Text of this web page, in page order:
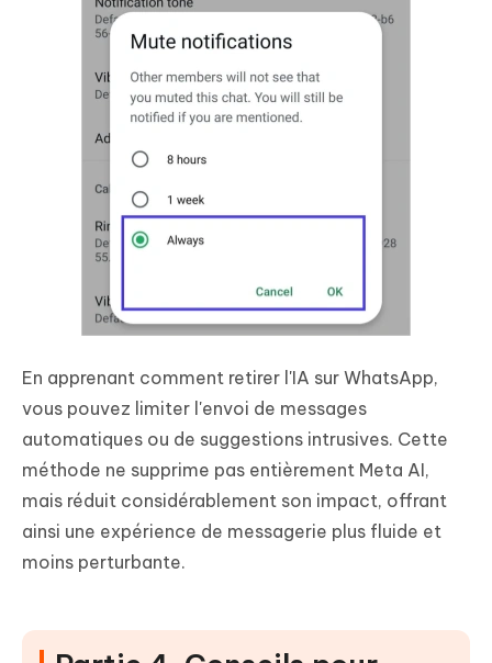
En apprenant comment retirer l'IA sur WhatsApp,
vous pouvez limiter l'envoi de messages
automatiques ou de suggestions intrusives. Cette
méthode ne supprime pas entièrement Meta AI,
mais réduit considérablement son impact, offrant
ainsi une expérience de messagerie plus fluide et
moins perturbante.